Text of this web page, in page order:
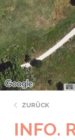
ZURÜCK
INFO.